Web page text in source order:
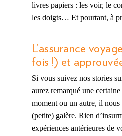
livres papiers : les voir, le
les doigts… Et pourtant, à
L’assurance
fois !) et
Si vous suivez nos stories
aurez remarqué une
moment ou un autre, il
(petite) galère. Rien
expériences antérieures de